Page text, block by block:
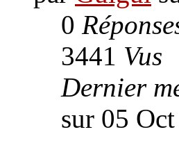
0
3441 Vus
Dernier
sur 05